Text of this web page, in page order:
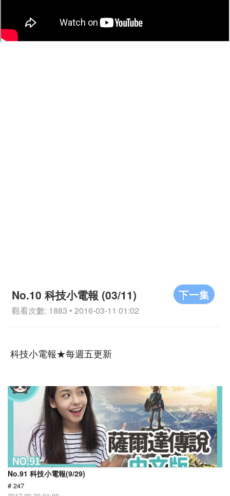
下一集
No.10 科技小電報 (03/11)
觀看次數: 1883 • 2016-03-11 01:02
科技小電報★每週五更新
No.91 科技小電報(9/29)
# 247